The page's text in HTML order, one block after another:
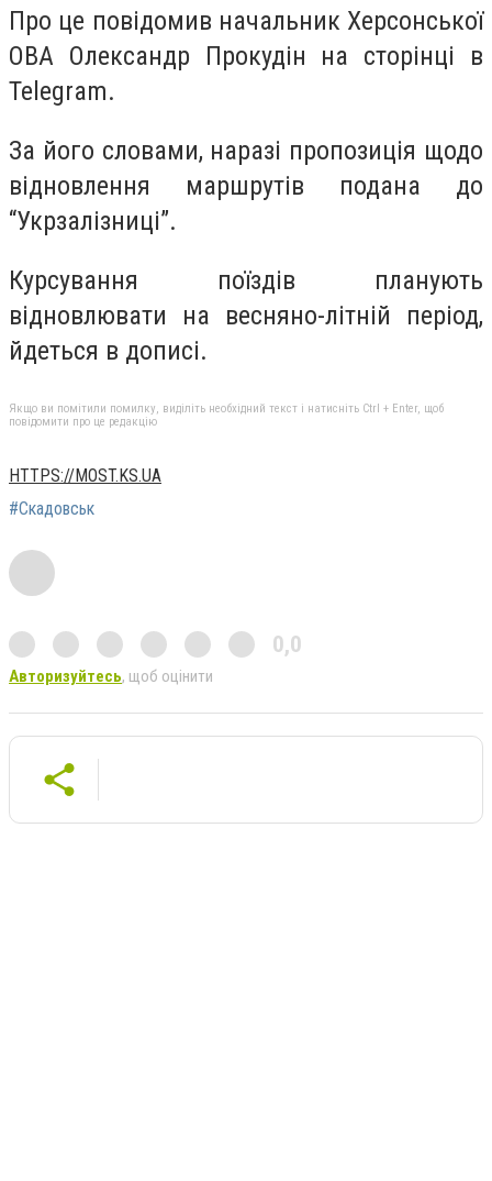
Про це повідомив начальник Херсонської
ОВА Олександр Прокудін на сторінці в
Telegram.
За його словами, наразі пропозиція щодо
відновлення маршрутів подана до
“Укрзалізниці”.
Курсування поїздів планують
відновлювати на весняно-літній період,
йдеться в дописі.
Якщо ви помітили помилку, виділіть необхідний текст і натисніть Ctrl + Enter, щоб
повідомити про це редакцію
HTTPS://MOST.KS.UA
#Скадовськ
0,0
Авторизуйтесь, щоб оцінити